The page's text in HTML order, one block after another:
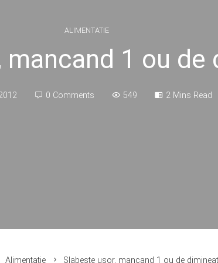
ALIMENTATIE
mancand 1 ou de
0 Comments 549 2 Mins Read
Alimentatie Slabeste usor, mancand 1 ou de